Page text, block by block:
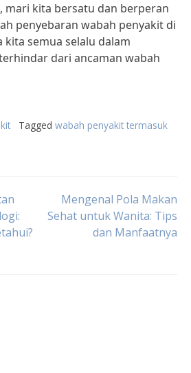
mari kita bersatu dan berperan
penyebaran wabah penyakit di
kita semua selalu dalam
dari ancaman wabah
Tagged wabah penyakit termasuk
Mengenal Pola Makan
Sehat untuk Wanita: Tips
dan Manfaatnya